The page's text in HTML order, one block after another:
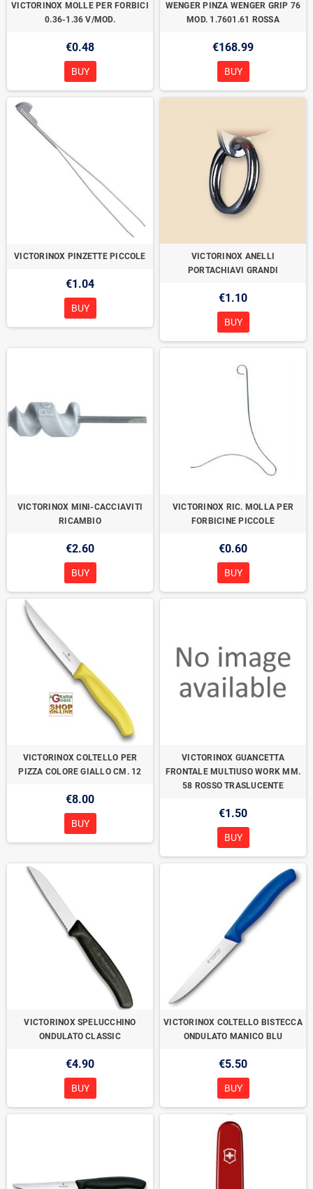
VICTORINOX MOLLE PER FORBICI
0.36-1.36 V/MOD.
€0.48
BUY
WENGER PINZA WENGER GRIP 76
MOD. 1.7601.61 ROSSA
€168.99
BUY
VICTORINOX PINZETTE PICCOLE
€1.04
BUY
VICTORINOX ANELLI
PORTACHIAVI GRANDI
€1.10
BUY
VICTORINOX MINI-CACCIAVITI
RICAMBIO
€2.60
BUY
VICTORINOX RIC. MOLLA PER
FORBICINE PICCOLE
€0.60
BUY
VICTORINOX COLTELLO PER
PIZZA COLORE GIALLO CM. 12
€8.00
BUY
VICTORINOX GUANCETTA
FRONTALE MULTIUSO WORK MM.
58 ROSSO TRASLUCENTE
€1.50
BUY
VICTORINOX SPELUCCHINO
ONDULATO CLASSIC
€4.90
BUY
VICTORINOX COLTELLO BISTECCA
ONDULATO MANICO BLU
€5.50
BUY